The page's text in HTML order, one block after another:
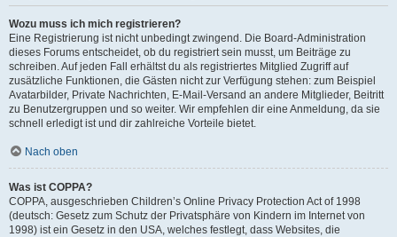
Wozu muss ich mich registrieren?
Eine Registrierung ist nicht unbedingt zwingend. Die Board-Administration
dieses Forums entscheidet, ob du registriert sein musst, um Beiträge zu
schreiben. Auf jeden Fall erhältst du als registriertes Mitglied Zugriff auf
zusätzliche Funktionen, die Gästen nicht zur Verfügung stehen: zum Beispiel
Avatarbilder, Private Nachrichten, E-Mail-Versand an andere Mitglieder, Beitritt
zu Benutzergruppen und so weiter. Wir empfehlen dir eine Anmeldung, da sie
schnell erledigt ist und dir zahlreiche Vorteile bietet.
Nach oben
Was ist COPPA?
COPPA, ausgeschrieben Children’s Online Privacy Protection Act of 1998
(deutsch: Gesetz zum Schutz der Privatsphäre von Kindern im Internet von
1998) ist ein Gesetz in den USA, welches festlegt, dass Websites, die